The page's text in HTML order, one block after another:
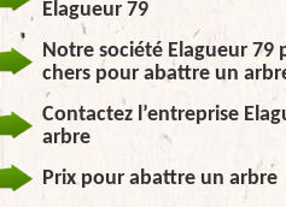
Elagueur 79
Notre société Elagueur 79
chers pour abattre un
Contactez l’entreprise
arbre
Prix pour abattre un arbre